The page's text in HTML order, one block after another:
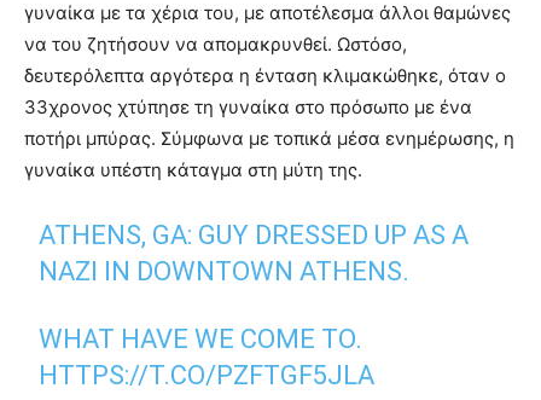
γυναίκα με τα χέρια του, με αποτέλεσμα άλλοι θαμώνες
να του ζητήσουν να απομακρυνθεί. Ωστόσο,
δευτερόλεπτα αργότερα η ένταση κλιμακώθηκε, όταν ο
33χρονος χτύπησε τη γυναίκα στο πρόσωπο με ένα
ποτήρι μπύρας. Σύμφωνα με τοπικά μέσα ενημέρωσης, η
γυναίκα υπέστη κάταγμα στη μύτη της.
ATHENS, GA: GUY DRESSED UP AS A
NAZI IN DOWNTOWN ATHENS.
WHAT HAVE WE COME TO.
HTTPS://T.CO/PZFTGF5JLA